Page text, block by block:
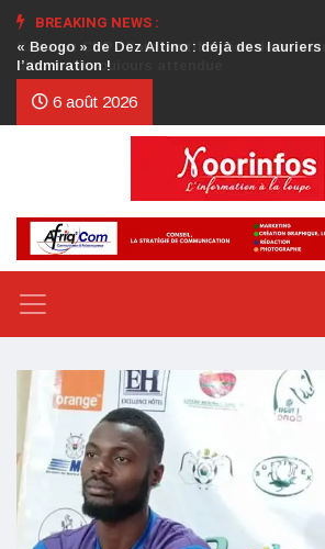
BREAKING NEWS :
Crise au CDP : l’authentification de la
d’honneur toujours attendue
6 août 2026